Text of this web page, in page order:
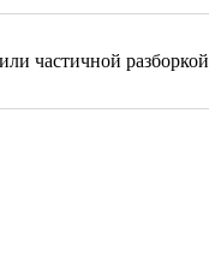
частичной разборкой